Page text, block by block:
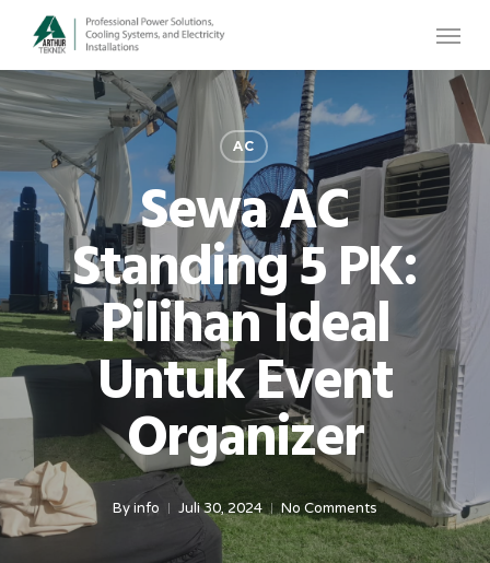
main
content
Menu
AC
Sewa AC
Standing 5 PK:
Pilihan Ideal
Untuk Event
Organizer
Byinfo Juli 30, 2024 No Comments